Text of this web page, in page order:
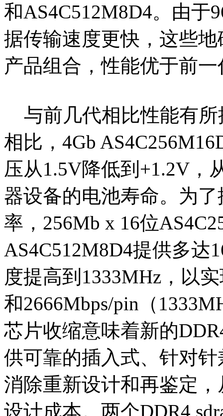
和AS4C512M8D4。由于
据传输速度更快，这些
产品组合，性能优于前
与前几代相比性能有所
相比，4Gb
压从1.5V降低到+1.2V，
器设备的电池寿命。为
率，256Mb x 16位
AS4C512M8D4提供多达
度提高到1333MHz，以
和2666Mbps/pin（
芯片收缩意味着新的
供可靠的插入式、针对
消除重新设计和再鉴定
设计成本。两个DDR4